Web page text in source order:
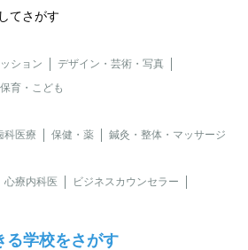
てさがす
ション
デザイン・芸術・写真
保育・こども
科医療 保健・薬 鍼灸・整体・マッサージ
心療内科医
ビジネスカウンセラー
る学校をさがす